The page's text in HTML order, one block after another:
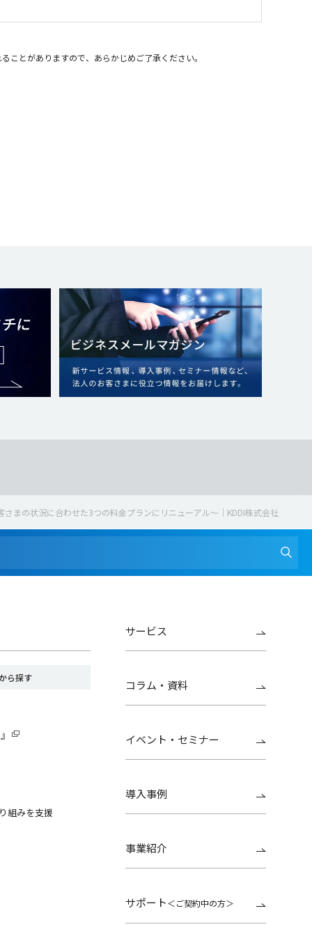
とがありますので、あらかじめご了承ください。
まの状況に合わせた3つの料金プランにリニューアル～｜KDDI株式会社
ら探す
組みを支援
サービス
コラム・資料
イベント・セミナー
導入事例
事業紹介
サポート＜ご契約中の方＞